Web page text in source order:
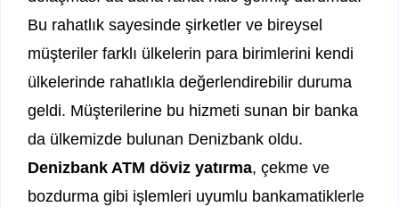
Bu rahatlık sayesinde şirketler ve bireysel
müşteriler farklı ülkelerin para birimlerini kendi
ülkelerinde rahatlıkla değerlendirebilir duruma
geldi. Müşterilerine bu hizmeti sunan bir banka
da ülkemizde bulunan Denizbank oldu.
Denizbank ATM döviz yatırma, çekme ve
bozdurma gibi işlemleri uyumlu bankamatiklerle